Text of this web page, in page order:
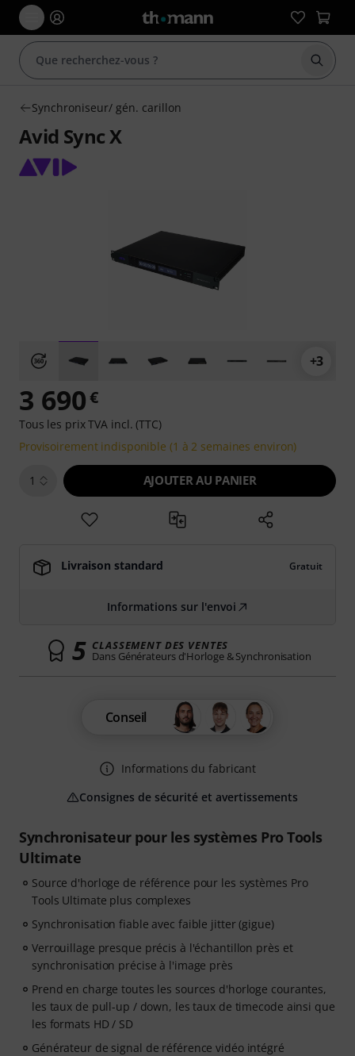
Synchroniseur/ gén. carillon
Avid Sync X
+3
Synchronisateur pour les systèmes Pro Tools
Ultimate
Source d'horloge de référence pour les systèmes Pro
Tools Ultimate plus complexes
Synchronisation fiable avec faible jitter (gigue)
Verrouillage presque précis à l'échantillon près et
synchronisation précise à l'image près
Prend en charge toutes les sources d'horloge courantes,
les taux de pull-up / down, les taux de timecode ainsi que
les formats HD / SD
Générateur de signal de référence vidéo intégré
3 690€
Tous les prix TVA incl. (TTC)
Provisoirement indisponible (1 à 2 semaines environ)
1 AJOUTER AU PANIER
Livraison standard Gratuit
Informations sur l'envoi
5 CLASSEMENT DES VENTES
Dans Générateurs d'Horloge & Synchronisation
Conseil
Informations du fabricant
Consignes de sécurité et avertissements